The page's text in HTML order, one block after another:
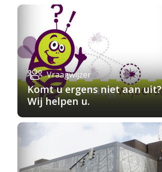
Vraagwijzer
Komt u ergens niet aan uit?
Wij helpen u.